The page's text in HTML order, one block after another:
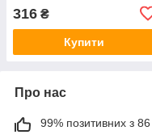
316 ₴
Купити
Про нас
99% позитивних з 86